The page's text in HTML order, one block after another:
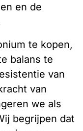
en de
te kopen,
balans te
van
van
we als
begrijpen dat